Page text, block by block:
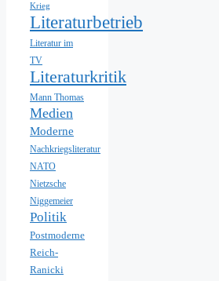
Krieg
Literaturbetrieb
Literatur im
TV
Literaturkritik
Mann Thomas
Medien
Moderne
Nachkriegsliteratur
NATO
Nietzsche
Niggemeier
Politik
Postmoderne
Reich-
Ranicki